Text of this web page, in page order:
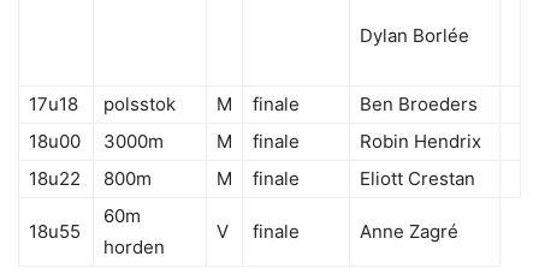
Dylan Borlée
17u18 polsstok M finale
Ben Broeders
18u00
3000m M finale
Robin Hendrix
18u22
800m M finale Eliott Crestan
18u55
60m
horden
V finale Anne Zagré